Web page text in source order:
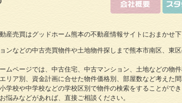
産売買はグッドホーム熊本の不動産情報サイトにおまかせ下
ンなどの中古売買物件や土地物件探しまで熊本市南区、東
ムページでは、中古住宅、中古マンション、土地などの物
リア別、資金計画に合せた物件価格別、部屋数など考えた
学校や中学校などの学校区別で物件の検索をすることができ
悩みなどがあれば、直接ご相談ください。